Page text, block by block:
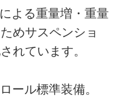
よる重量増・重量
めサスペンショ
れています。
ール標準装備。